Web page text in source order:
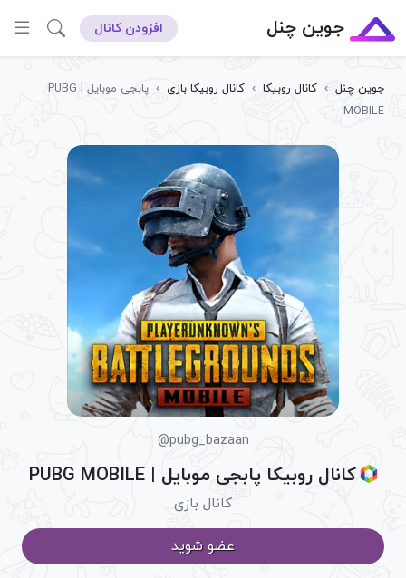
جوین چنل افزودن کانال
جوین چنل › کانال روبیکا › کانال روبیکا بازی ›
پابجی موبایل | PUBG
MOBILE
@pubg_bazaan
کانال روبیکا پابجی موبایل | PUBG MOBILE
کانال بازی
عضو شوید